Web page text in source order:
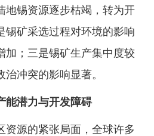
地锡资源逐步枯竭，转为开
锡矿采选过程对环境的影响
加；三是锡矿生产集中度较
冲突的影响显著。
能潜力与开发障碍
资源的紧张局面，全球许多